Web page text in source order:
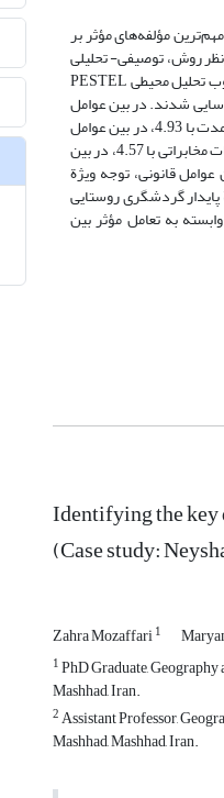
مؤلفه‌های مؤثر بر
روش، توصیفی- تحلیلی
است. جامعة آماری شامل 60 نفر از متخصصان و کارشناسان ارشد گردشگری روستایی است. در این مطالعه، 66 پیشران در چارچوب تحلیل محیطی PESTEL
محرّک در شش بعد شناسایی شدند. در بین عوامل
سیاسی، تحریم‏‌های اقتصادی و سیاسی با میانگین اثرگذاری 4.68، در بین عوامل اقتصادی، نرخ بالای تورم و رکود اقتصادی طولانی‏‌مدت با 4.93، در بین عوامل
اجتماعی، امنیت در مقاصد گردشگری روستایی با 4.70، در بین عوامل تکنولوژیک، ارتقاء کمیت و کیفیت دسترسی به ICT و امکانات مخابراتی با 4.57، در بین
در مقاصد گردشگری روستایی با تأکید بر گردشگری پایدار با 4.97 و در بین عوامل قانونی، توجه ویژة
مؤثر بر توسعة پایدار گردشگری روستایی
به تعامل مؤثر بین
Identifying the
(Case study:
Zahra Mozaffari1
1PhD Graduate,
Mashhad, Iran.
2Assistant Professor,
Mashhad, Mashhad, Iran.